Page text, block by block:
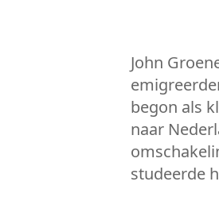
John
begon als
naar
studeerde